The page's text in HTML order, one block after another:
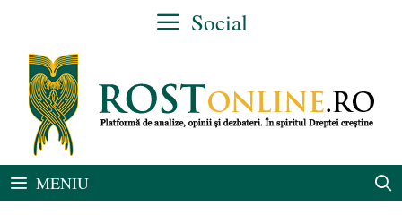
conținut
Social
MENIU